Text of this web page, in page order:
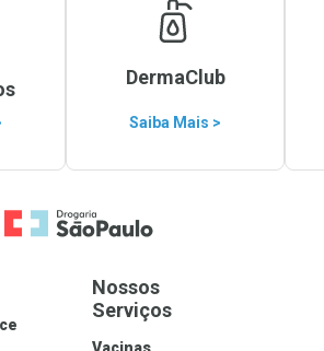
Convênio
DermaClub
Saiba Mais >
Ir para a Home
Nossos
Serviços